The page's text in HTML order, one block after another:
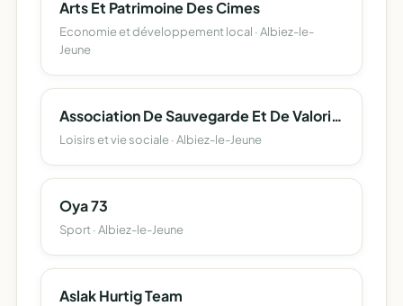
Arts Et Patrimoine Des Cimes
Economie et développement local · Albiez-le-
Jeune
Association De Sauvegarde Et De Valorisation Du Patrimoine D'albiez-Le-Jeune
Loisirs et vie sociale · Albiez-le-Jeune
Oya 73
Sport · Albiez-le-Jeune
Aslak Hurtig Team